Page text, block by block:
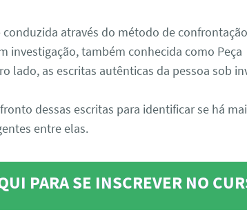
conduzida através do método de
investigação, também conhecida como Peça
lado, as escritas autênticas da pessoa sob
dessas escritas para identificar se há
entre elas.
PARA SE INSCREVER NO